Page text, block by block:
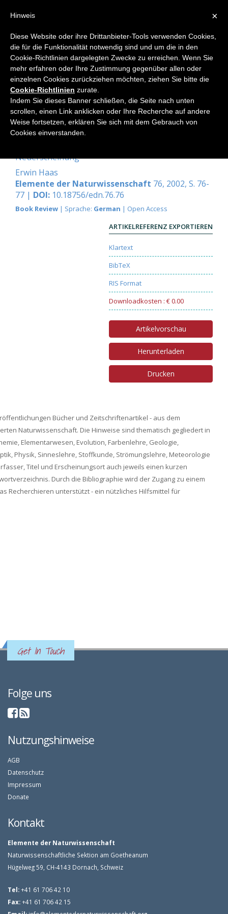
Home
Erwin Haas (Hg.):
Goetheanistische
Naturwissenschaft - eine
Bibliographie 1921-2000.
Neuerscheinung
Erwin Haas
Elemente der Naturwissenschaft 76, 2002, S. 76-
77 | DOI: 10.18756/edn.76.76
Book Review | Sprache: German | Open Access
ARTIKELREFERENZ EXPORTIEREN
Klartext
BibTeX
RIS Format
Downloadkosten : € 0.00
Artikelvorschau
Herunterladen
Drucken
Bücher und Zeitschriftenartikel - aus dem
Naturwissenschaft. Die Hinweise sind thematisch gegliedert in
Elementarwesen, Evolution, Farbenlehre, Geologie,
Physik, Sinneslehre, Stoffkunde, Strömungslehre, Meteorologie
Titel und Erscheinungsort auch jeweils einen kurzen
Durch die Bibliographie wird der Zugang zu einem
Recherchieren unterstützt - ein nützliches Hilfsmittel für
Get In Touch
Folge uns
Nutzungshinweise
AGB
Datenschutz
Impressum
Donate
Kontakt
Elemente der Naturwissenschaft
Naturwissenschaftliche Sektion am Goetheanum
Hügelweg 59, CH-4143 Dornach, Schweiz
Tel:+41 61 706 42 10
Fax:+41 61 706 42 15
×
Hinweis
Diese Website oder ihre Drittanbieter-Tools verwenden Cookies,
die für die Funktionalität notwendig sind und um die in den
Cookie-Richtlinien dargelegten Zwecke zu erreichen. Wenn Sie
mehr erfahren oder Ihre Zustimmung gegenüber allen oder
einzelnen Cookies zurückziehen möchten, ziehen Sie bitte die
Cookie-Richtlinien zurate.
Indem Sie dieses Banner schließen, die Seite nach unten
scrollen, einen Link anklicken oder Ihre Recherche auf andere
Weise fortsetzen, erklären Sie sich mit dem Gebrauch von
Cookies einverstanden.